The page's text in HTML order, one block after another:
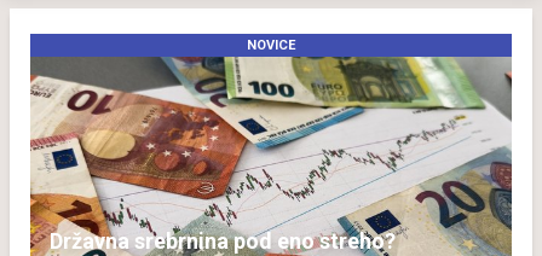
NOVICE
Državna srebrnina pod eno streho?